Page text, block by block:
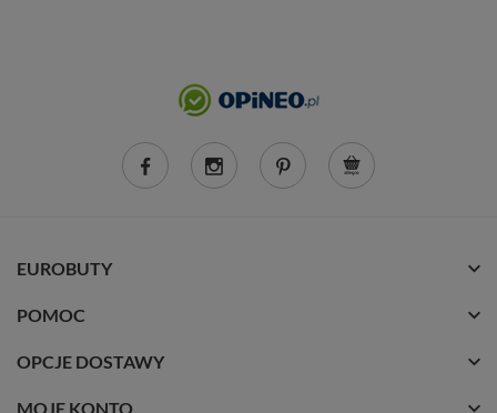
EUROBUTY
POMOC
OPCJE DOSTAWY
MOJE KONTO